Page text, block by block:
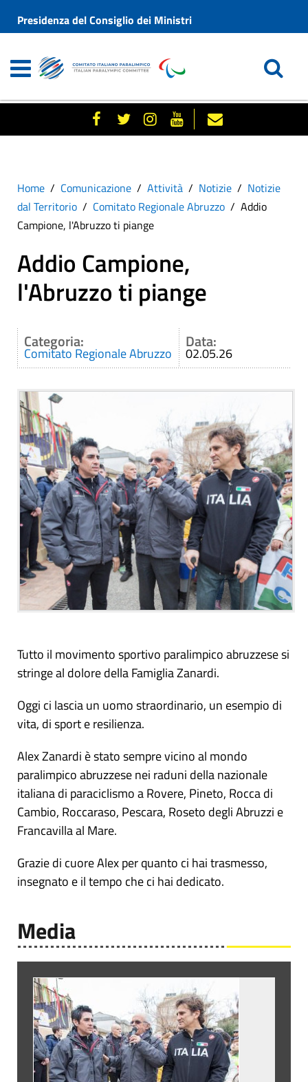
Presidenza del Consiglio dei Ministri
Home Comunicazione Attività Notizie
Notizie
dal Territorio
Comitato Regionale Abruzzo
Addio
Campione, l'Abruzzo ti piange
Addio Campione,
l'Abruzzo ti piange
Categoria:
Comitato Regionale Abruzzo
Data:
02.05.26
Tutto il movimento sportivo paralimpico abruzzese si
stringe al dolore della Famiglia Zanardi.
Oggi ci lascia un uomo straordinario, un esempio di
vita, di sport e resilienza.
Alex Zanardi è stato sempre vicino al mondo
paralimpico abruzzese nei raduni della nazionale
italiana di paraciclismo a Rovere, Pineto, Rocca di
Cambio, Roccaraso, Pescara, Roseto degli Abruzzi e
Francavilla al Mare.
Grazie di cuore Alex per quanto ci hai trasmesso,
insegnato e il tempo che ci hai dedicato.
Media